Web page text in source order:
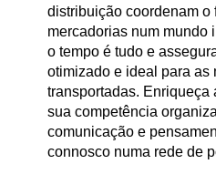
distribuição coordenam o
mercadorias num mundo
o tempo é tudo e
otimizado e ideal para as
transportadas. Enriqueça
sua competência
comunicação e
connosco numa rede de